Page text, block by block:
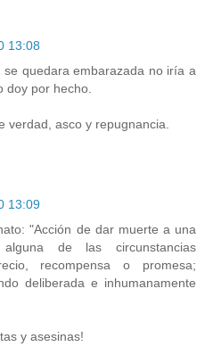
13:08
quedara embarazada no iría a
doy por hecho.
verdad, asco y repugnancia.
13:09
"Acción de dar muerte a una
alguna de las circunstancias
recompensa o promesa;
deliberada e inhumanamente
y asesinas!